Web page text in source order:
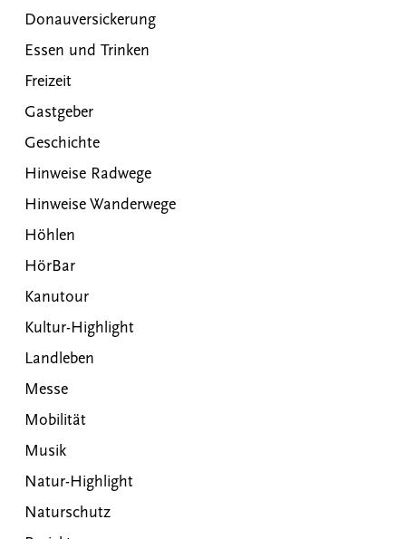
Donauversickerung
Essen und Trinken
Freizeit
Gastgeber
Geschichte
Hinweise Radwege
Hinweise Wanderwege
Höhlen
HörBar
Kanutour
Kultur-Highlight
Landleben
Messe
Mobilität
Musik
Natur-Highlight
Naturschutz